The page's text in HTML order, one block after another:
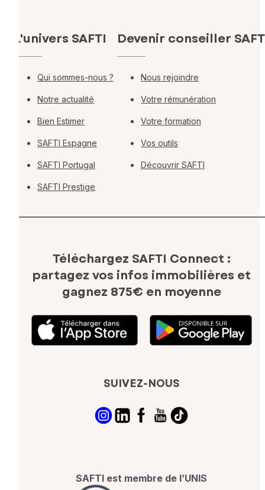
L'univers SAFTI
Qui sommes-nous ?
Notre actualité
Bien Estimer
SAFTI Espagne
SAFTI Portugal
SAFTI Prestige
Devenir conseiller
Nous rejoindre
Votre rémunération
Votre formation
Vos outils
Découvrir SAFTI
Téléchargez SAFTI Connect :
partagez vos infos immobilières et
gagnez 875€ en moyenne
SUIVEZ-NOUS
SAFTI est membre de l’UNIS